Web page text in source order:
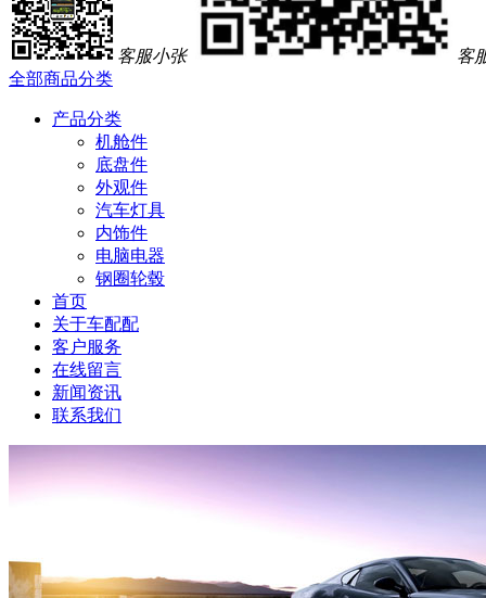
客服小张
客
全部商品分类
产品分类
机舱件
底盘件
外观件
汽车灯具
内饰件
电脑电器
钢圈轮毂
首页
关于车配配
客户服务
在线留言
新闻资讯
联系我们